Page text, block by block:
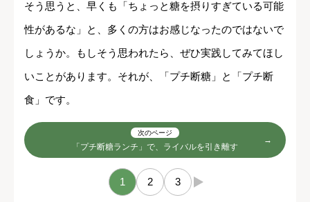
そう思うと、早くも「ちょっと糖を摂りすぎている可能
性があるな」と、多くの方はお感じなったのではないで
しょうか。もしそう思われたら、ぜひ実践してみてほし
いことがあります。それが、「プチ断糖」と「プチ断
食」です。
次のページ
「プチ断糖ランチ」で、ライバルを引き離す
1 2 3 →